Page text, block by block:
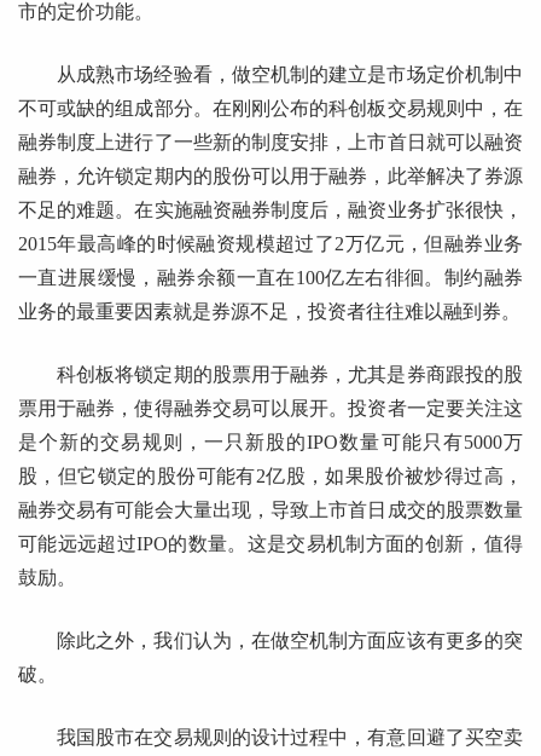
市的定价功能。
从成熟市场经验看，做空机制的建立是市场定价机制中
不可或缺的组成部分。在刚刚公布的科创板交易规则中，在
融券制度上进行了一些新的制度安排，上市首日就可以融资
融券，允许锁定期内的股份可以用于融券，此举解决了券源
不足的难题。在实施融资融券制度后，融资业务扩张很快，
2015年最高峰的时候融资规模超过了2万亿元，但融券业务
一直进展缓慢，融券余额一直在100亿左右徘徊。制约融券
业务的最重要因素就是券源不足，投资者往往难以融到券。
科创板将锁定期的股票用于融券，尤其是券商跟投的股
票用于融券，使得融券交易可以展开。投资者一定要关注这
是个新的交易规则，一只新股的IPO数量可能只有5000万
股，但它锁定的股份可能有2亿股，如果股价被炒得过高，
融券交易有可能会大量出现，导致上市首日成交的股票数量
可能远远超过IPO的数量。这是交易机制方面的创新，值得
鼓励。
除此之外，我们认为，在做空机制方面应该有更多的突
破。
我国股市在交易规则的设计过程中，有意回避了买空卖